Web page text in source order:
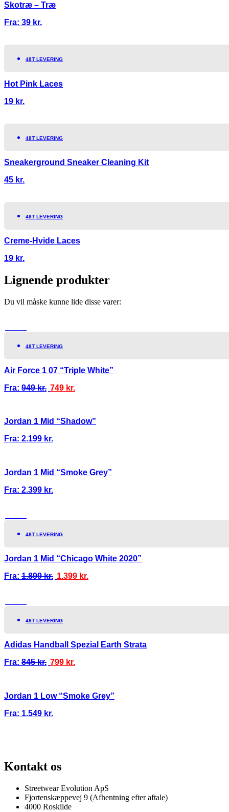
Skotræ – Træ
Fra: 39 kr.
48T LEVERING
Hot Pink Laces
19 kr.
48T LEVERING
Sneakerground Sneaker Cleaning Kit
45 kr.
48T LEVERING
Creme-Hvide Laces
19 kr.
Lignende produkter
Du vil måske kunne lide disse varer:
48T LEVERING
Air Force 1 07 “Triple White”
Fra: 949kr. 749 kr.
Jordan 1 Mid “Shadow”
Fra: 2.199 kr.
Jordan 1 Mid “Smoke Grey”
Fra: 2.399 kr.
48T LEVERING
Jordan 1 Mid “Chicago White 2020”
Fra: 1.899kr. 1.399 kr.
48T LEVERING
Adidas Handball Spezial Earth Strata
Fra: 845kr. 799 kr.
Jordan 1 Low “Smoke Grey”
Fra: 1.549 kr.
Kontakt os
Streetwear Evolution ApS
Fjortenskæppevej 9 (Afhentning efter aftale)
4000 Roskilde